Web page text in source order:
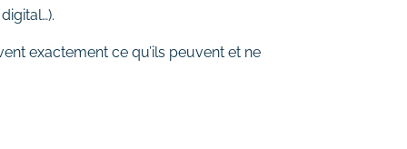
exactement ce qu’ils peuvent et ne